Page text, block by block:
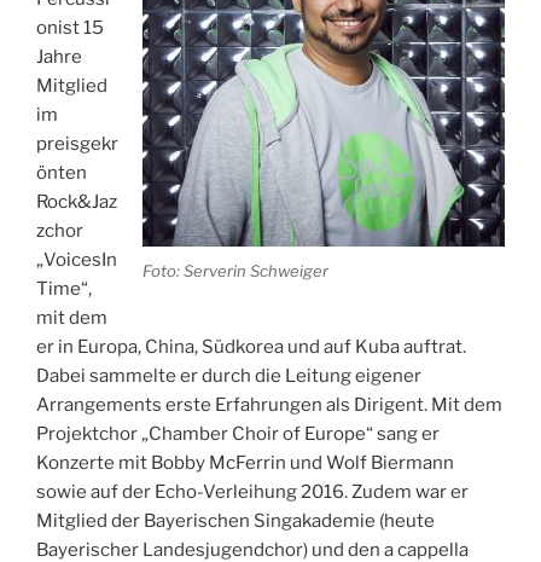
Foto: Serverin Schweiger
onist 15
Jahre
Mitglied
im
preisgekr
önten
Rock&Jaz
zchor
„VoicesIn
Time“,
mit dem
er in Europa, China, Südkorea und auf Kuba auftrat.
Dabei sammelte er durch die Leitung eigener
Arrangements erste Erfahrungen als Dirigent. Mit dem
Projektchor „Chamber Choir of Europe“ sang er
Konzerte mit Bobby McFerrin und Wolf Biermann
sowie auf der Echo-Verleihung 2016. Zudem war er
Mitglied der Bayerischen Singakademie (heute
Bayerischer Landesjugendchor) und den a cappella